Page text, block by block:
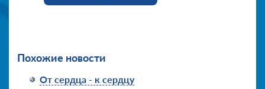
Похожие новости
От сердца - к сердцу